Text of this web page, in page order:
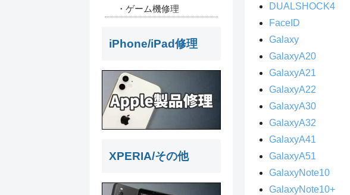
DUALSHOCK4
FaceID
Galaxy
GalaxyA20
GalaxyA21
GalaxyA22
GalaxyA30
GalaxyA32
GalaxyA41
GalaxyA51
GalaxyNote10
GalaxyNote10+
・ゲーム機修理
iPhone/iPad修理
XPERIA/その他